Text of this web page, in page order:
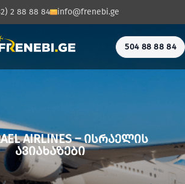
2 88 88 84 info@frenebi.ge
504 88 88 84
AIRLINES – ᲘᲡᲠᲐᲔᲚᲘᲡ
ᲐᲕᲘᲐᲮᲐᲖᲔᲑᲘ